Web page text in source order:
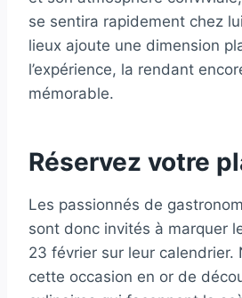
se sentira rapidement chez
lieux ajoute une dimension
l’expérience, la rendant
mémorable.
Réservez votre
Les passionnés de
sont donc invités à marquer
23 février sur leur calendrier.
cette occasion en or de